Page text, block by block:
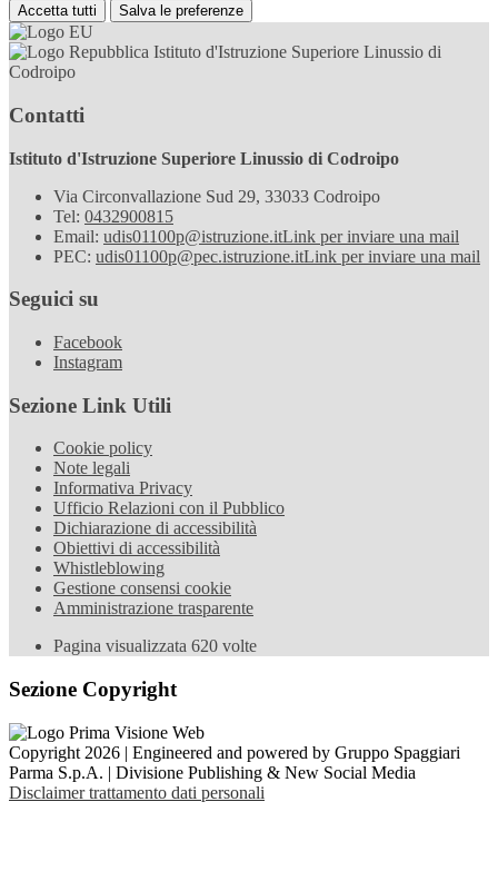
Accetta tutti Salva le preferenze
Istituto d'Istruzione Superiore Linussio di
Codroipo
Contatti
Istituto d'Istruzione Superiore Linussio di Codroipo
Via Circonvallazione Sud 29, 33033 Codroipo
Tel: 0432900815
Email: udis01100p@istruzione.itLink per inviare una mail
PEC: udis01100p@pec.istruzione.itLink per inviare una mail
Seguici su
Facebook
Instagram
Sezione Link Utili
Cookie policy
Note legali
Informativa Privacy
Ufficio Relazioni con il Pubblico
Dichiarazione di accessibilità
Obiettivi di accessibilità
Whistleblowing
Gestione consensi cookie
Amministrazione trasparente
Pagina visualizzata 620 volte
Sezione Copyright
Copyright 2026 | Engineered and powered by Gruppo Spaggiari
Parma S.p.A. | Divisione Publishing & New Social Media
Disclaimer trattamento dati personali